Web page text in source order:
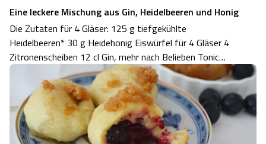
Eine leckere Mischung aus Gin, Heidelbeeren und Honig
Die Zutaten für 4 Gläser: 125 g tiefgekühlte
Heidelbeeren* 30 g Heidehonig Eiswürfel für 4 Gläser 4
Zitronenscheiben 12 cl Gin, mehr nach Belieben Tonic
Water oder Sprudelwasser zum Auffüllen *Tipp:
Tiefgekühlte Heidelbeeren eignen sich für diesen Cocktail
besser als frische. Sie werden reif geer…